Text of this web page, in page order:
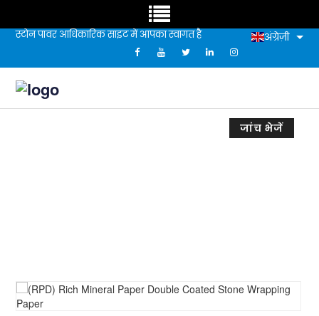
स्टोन पावर आधिकारिक साइट में आपका स्वागत है अंग्रेज़ी
जांच भेजें